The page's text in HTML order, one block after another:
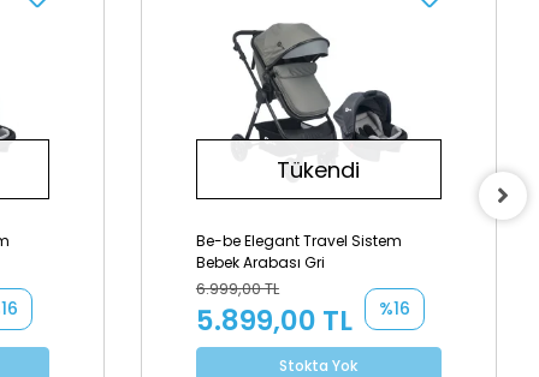
Tükendi
Be-be Elegant Travel Sistem
Bebek Arabası Gri
6.999,00 TL
5.899,00 TL %16
Stokta Yok